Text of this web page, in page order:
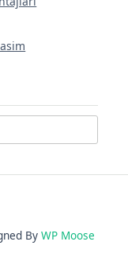
By WP Moose